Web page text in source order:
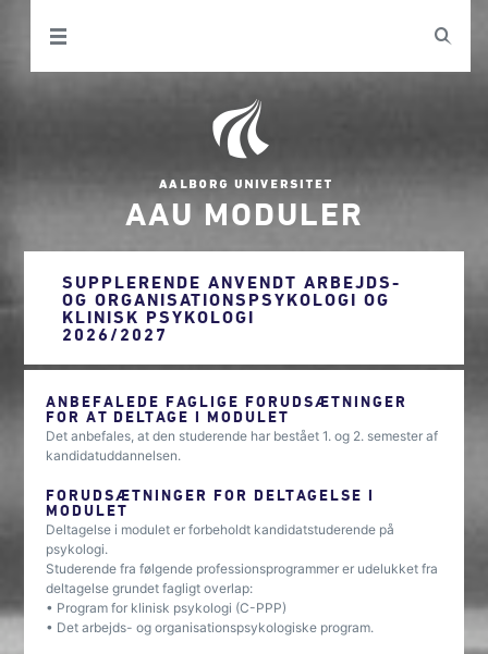
AAU MODULER
SUPPLERENDE ANVENDT ARBEJDS-
OG ORGANISATIONSPSYKOLOGI OG
KLINISK PSYKOLOGI
2026/2027
ANBEFALEDE FAGLIGE FORUDSÆTNINGER
FOR AT DELTAGE I MODULET
Det anbefales, at den studerende har bestået 1. og 2. semester af
kandidatuddannelsen.
FORUDSÆTNINGER FOR DELTAGELSE I
MODULET
Deltagelse i modulet er forbeholdt kandidatstuderende på
psykologi.
Studerende fra følgende professionsprogrammer er udelukket fra
deltagelse grundet fagligt overlap:
• Program for klinisk psykologi (C-PPP)
• Det arbejds- og organisationspsykologiske program.